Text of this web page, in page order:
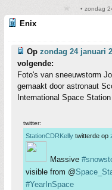
• zondag
Enix
Op zondag 24 januari
volgende:
Foto's van sneeuwstorm
gemaakt door astronaut
International Space
twitter:
StationCDRKelly twitterde op
Massive
visible from @
#YearInSpace